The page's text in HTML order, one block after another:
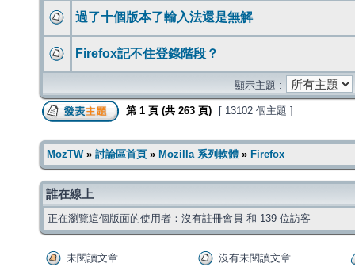
過了十個版本了輸入法還是無解
Firefox記不住登錄階段？
顯示主題 :
第 1 頁 (共 263 頁) [ 13102 個主題 ]
MozTW» 討論區首頁 » Mozilla 系列軟體 » Firefox
誰在線上
正在瀏覽這個版面的使用者：沒有註冊會員 和 139 位訪客
未閱讀文章
沒有未閱讀文章